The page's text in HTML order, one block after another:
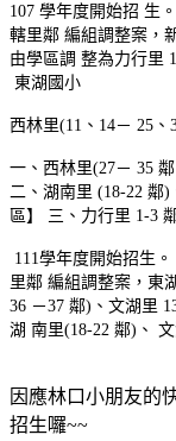
107 學年度開始招 生。
轄里鄰 編組調整案，
由學區調 整為力行里
東湖國小
西林里(11、14－ 25
一、西林里(27－ 35
二、湖南里 (18-22 鄰
區】 三、力行里 1-3
111學年度開始招生。
里鄰 編組調整案，東
36 －37 鄰)、文湖里
湖 南里(18-22 鄰)、
因應林口小朋友的
招生囉~~